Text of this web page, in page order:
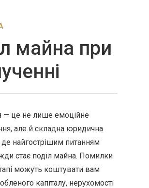
майна при
— це не лише емоційне
але й складна юридична
найгострішим питанням
стає поділ майна. Помилки
можуть коштувати вам
капіталу, нерухомості